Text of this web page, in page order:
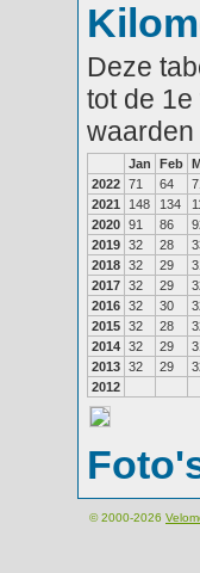
Deze
tot de
Jan Feb
2022 71 64
2021
148 134
2020 91 86
2019 32 28
2018 32 29
2017 32 29
2016 32 30
2015 32 28
2014 32 29
2013 32 29
2012
© 2000-2026